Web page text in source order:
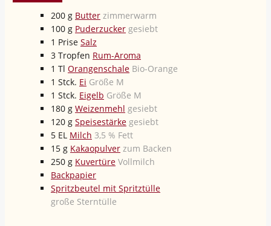
200 g Butter zimmerwarm
100 g Puderzucker gesiebt
1 Prise Salz
3 Tropfen Rum-Aroma
1 Tl Orangenschale Bio-Orange
1 Stck. Ei Größe M
1 Stck. Eigelb Größe M
180 g Weizenmehl gesiebt
120 g Speisestärke gesiebt
5 EL Milch 3,5 % Fett
15 g Kakaopulver zum Backen
250 g Kuvertüre Vollmilch
Backpapier
Spritzbeutel mit Spritztülle
große Sterntülle